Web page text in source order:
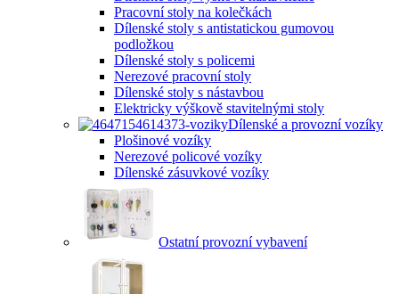
Pracovní stoly na kolečkách
Dílenské stoly s antistatickou gumovou
podložkou
Dílenské stoly s policemi
Nerezové pracovní stoly
Dílenské stoly s nástavbou
Elektricky výškově stavitelnými stoly
Dílenské a provozní vozíky
Plošinové vozíky
Nerezové policové vozíky
Dílenské zásuvkové vozíky
Ostatní provozní vybavení